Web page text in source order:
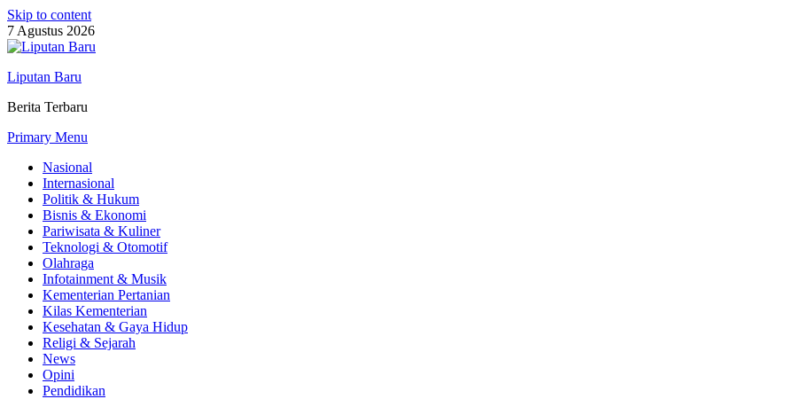
Skip to content
7 Agustus 2026
Liputan Baru
Berita Terbaru
Primary Menu
Nasional
Internasional
Politik & Hukum
Bisnis & Ekonomi
Pariwisata & Kuliner
Teknologi & Otomotif
Olahraga
Infotainment & Musik
Kementerian Pertanian
Kilas Kementerian
Kesehatan & Gaya Hidup
Religi & Sejarah
News
Opini
Pendidikan